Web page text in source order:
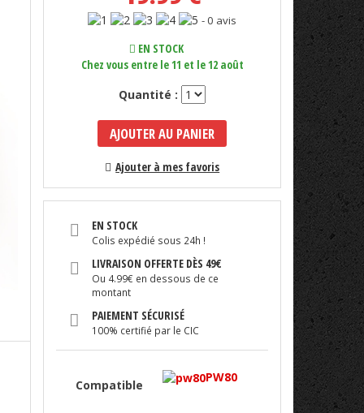
- 0 avis
EN STOCK
Chez vous entre le 11 et le 12 août
Quantité :
AJOUTER AU PANIER
Ajouter à mes favoris
EN STOCK
Colis expédié sous 24h !
LIVRAISON OFFERTE DÈS 49€
Ou 4.99€ en dessous de ce
montant
PAIEMENT SÉCURISÉ
100% certifié par le CIC
Compatible
PW80